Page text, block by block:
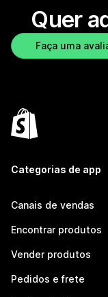
Quer
Faça uma
Categorias de app
Canais de vendas
Encontrar produtos
Vender produtos
Pedidos e frete